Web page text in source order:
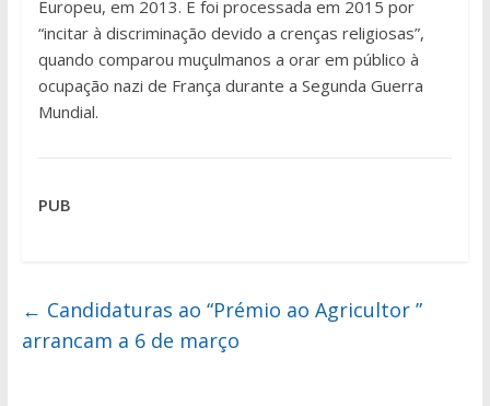
Europeu, em 2013. E foi processada em 2015 por
“incitar à discriminação devido a crenças religiosas”,
quando comparou muçulmanos a orar em público à
ocupação nazi de França durante a Segunda Guerra
Mundial.
PUB
← Candidaturas ao “Prémio ao Agricultor ”
arrancam a 6 de março